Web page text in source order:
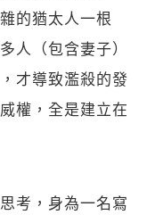
的猶太人一根
人（包含妻子）
才導致濫殺的發
權，全是建立在
考，身為一名寫